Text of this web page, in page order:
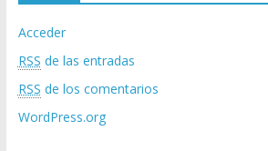
Acceder
RSS de las entradas
RSS de los comentarios
WordPress.org